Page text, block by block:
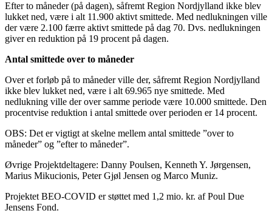
Efter to måneder (på dagen), såfremt Region Nordjylland ikke blev
lukket ned, være i alt 11.900 aktivt smittede. Med nedlukningen ville
der være 2.100 færre aktivt smittede på dag 70. Dvs. nedlukningen
giver en reduktion på 19 procent på dagen.
Antal smittede over to måneder
Over et forløb på to måneder ville der, såfremt Region Nordjylland
ikke blev lukket ned, være i alt 69.965 nye smittede. Med
nedlukning ville der over samme periode være 10.000 smittede. Den
procentvise reduktion i antal smittede over perioden er 14 procent.
OBS: Det er vigtigt at skelne mellem antal smittede ”over to
måneder” og ”efter to måneder”.
Øvrige Projektdeltagere: Danny Poulsen, Kenneth Y. Jørgensen,
Marius Mikucionis, Peter Gjøl Jensen og Marco Muniz.
Projektet BEO-COVID er støttet med 1,2 mio. kr. af Poul Due
Jensens Fond.